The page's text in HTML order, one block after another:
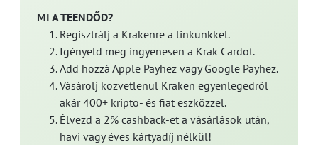
MI A TEENDŐD?
Regisztrálj a Krakenre a linkünkkel.
Igényeld meg ingyenesen a Krak Cardot.
Add hozzá Apple Payhez vagy Google Payhez.
Vásárolj közvetlenül Kraken egyenlegedről
akár 400+ kripto- és fiat eszközzel.
Élvezd a 2% cashback-et a vásárlások után,
havi vagy éves kártyadíj nélkül!